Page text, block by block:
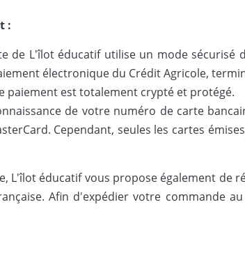
:
de L'îlot éducatif utilise un mode sécurisé
électronique du Crédit Agricole,
paiement est totalement crypté et protégé.
de votre numéro de carte
Cependant, seules les cartes
L'îlot éducatif vous propose également de
Afin d'expédier votre commande